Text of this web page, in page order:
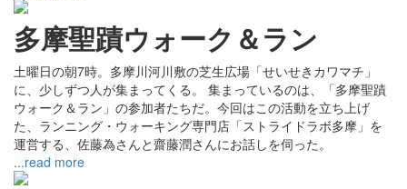
多摩聖蹟ウォーク＆ラン
土曜日の朝7時。多摩川河川敷の芝生広場「せいせきカワマチ」
に、少しずつ人が集まってくる。 集まっているのは、「多摩聖蹟
ウォーク＆ラン」の参加者たちだ。今回はこの活動を立ち上げ
た、ランニング・ウォーキング専門店「ストライドラボ多摩」を
運営する、佐藤為さんと齋藤潤さんにお話しを伺った。
...read more